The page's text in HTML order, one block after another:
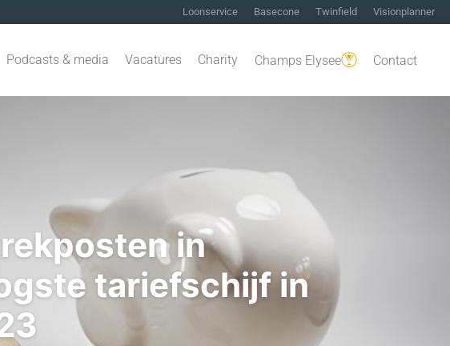
Loonservice Basecone Twinfield Visionplanner
Podcasts & media Vacatures Charity Champs Elysee Contact
in
tariefschijf in